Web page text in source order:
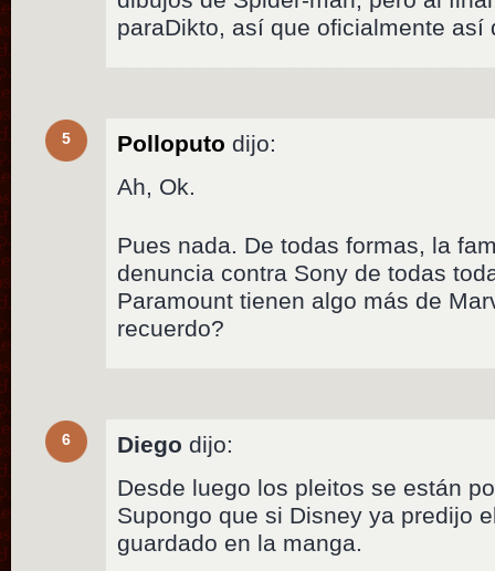
paraDikto, así que oficialmente así
5 Polloputo dijo:
Ah, Ok.
Pues nada. De todas formas, la
denuncia contra Sony de todas
Paramount tienen algo más de
recuerdo?
6 Diego dijo:
Desde luego los pleitos se están
Supongo que si Disney ya predijo
guardado en la manga.